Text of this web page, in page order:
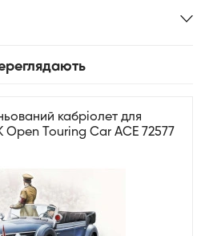
кабріолет для
Touring Car ACE 72577